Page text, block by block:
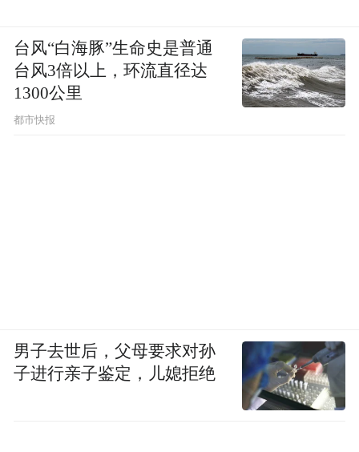
台风“白海豚”生命史是普通
台风3倍以上，环流直径达
1300公里
都市快报
男子去世后，父母要求对孙
子进行亲子鉴定，儿媳拒绝